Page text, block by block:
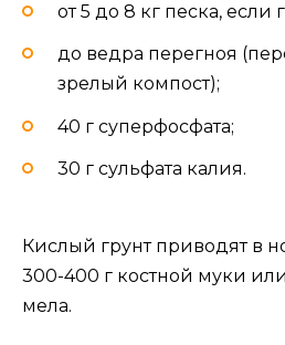
от 5 до 8 кг песка, если
до ведра перегноя
зрелый компост);
40 г суперфосфата;
30 г сульфата калия.
Кислый грунт приводят в
300-400 г костной муки
мела.